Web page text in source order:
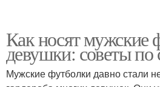
Как носят мужские
девушки: советы по
Мужские футболки давно стали